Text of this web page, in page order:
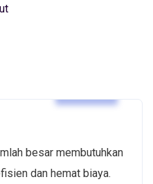
besar membutuhkan
dan hemat biaya.